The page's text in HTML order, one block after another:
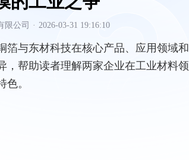
限公司 · 2026-03-31 19:16:10
箔与东材科技在核心产品、应用领域和
，帮助读者理解两家企业在工业材料领
色。